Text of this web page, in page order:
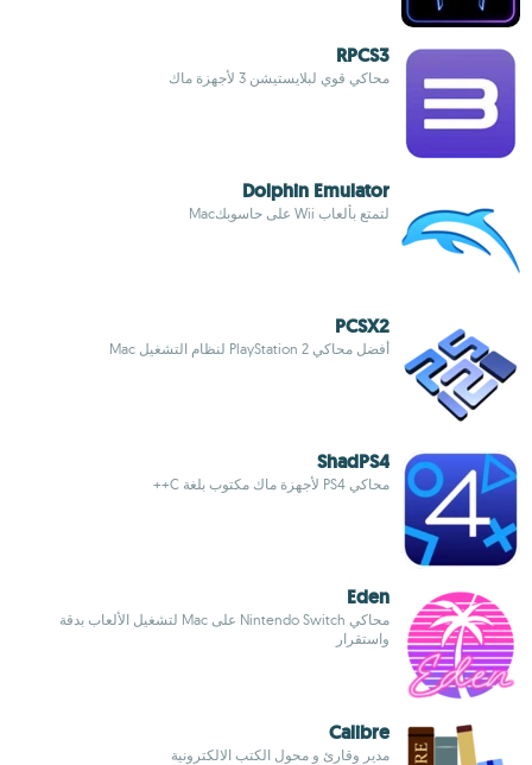
RPCS3
محاكي قوي لبلايستيشن 3 لأجهزة ماك
Dolphin Emulator
لتمتع بألعاب Wii على حاسوبكMac
PCSX2
أفضل محاكي PlayStation 2 لنظام التشغيل Mac
ShadPS4
محاكي PS4 لأجهزة ماك مكتوب بلغة C++
Eden
محاكي Nintendo Switch على Mac لتشغيل الألعاب بدقة
واستقرار
Calibre
مدير وقارئ و محول الكتب الالكترونية